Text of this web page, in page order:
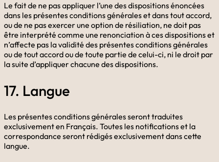
Le fait de ne pas appliquer l’une des dispositions énoncées
dans les présentes conditions générales et dans tout accord,
ou de ne pas exercer une option de résiliation, ne doit pas
être interprété comme une renonciation à ces dispositions et
n’affecte pas la validité des présentes conditions générales
ou de tout accord ou de toute partie de celui-ci, ni le droit par
la suite d’appliquer chacune des dispositions.
17. Langue
Les présentes conditions générales seront traduites
exclusivement en Français. Toutes les notifications et la
correspondance seront rédigés exclusivement dans cette
langue.